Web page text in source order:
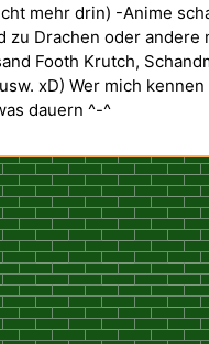
mehr drin) -Anime
zu Drachen oder
Footh Krutch,
xD) Wer mich
dauern ^-^